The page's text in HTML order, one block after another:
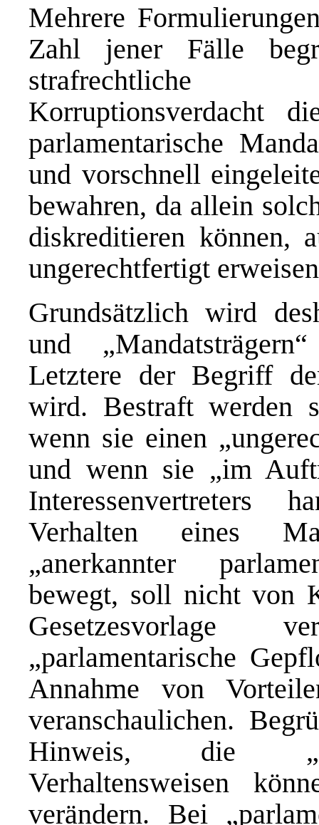
Mehrere
Zahl jener Fälle
strafrechtliche
Korruptionsverdacht
parlamentarische
und vorschnell
bewahren, da allein
diskreditieren können,
ungerechtfertigt
Grundsätzlich wird
und
Letztere der Begriff
wird. Bestraft werden
wenn sie einen
und wenn sie „im
Interessenvertreters
Verhalten eines
„anerkannter
bewegt, soll nicht von
Gesetzesvorlage
„parlamentarische
Annahme von
veranschaulichen.
Hinweis, die
Verhaltensweisen
verändern. Bei